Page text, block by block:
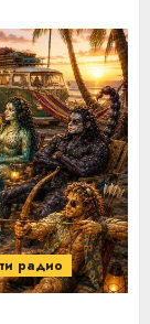
радио